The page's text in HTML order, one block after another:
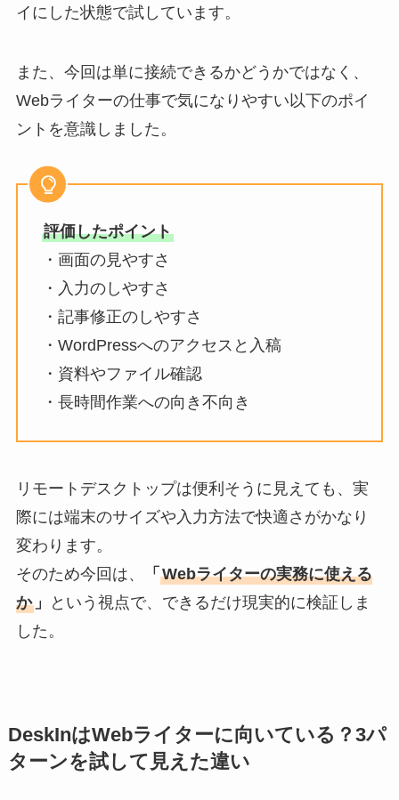
イにした状態で試しています。
また、今回は単に接続できるかどうかではなく、
Webライターの仕事で気になりやすい以下のポイ
ントを意識しました。
評価したポイント
・画面の見やすさ
・入力のしやすさ
・記事修正のしやすさ
・WordPressへのアクセスと入稿
・資料やファイル確認
・長時間作業への向き不向き
リモートデスクトップは便利そうに見えても、実
際には端末のサイズや入力方法で快適さがかなり
変わります。
そのため今回は、
「 Webライターの実務に使える
か」
という視点で、できるだけ現実的に検証しま
した。
DeskInはWebライターに向いている？3パ
ターンを試して見えた違い